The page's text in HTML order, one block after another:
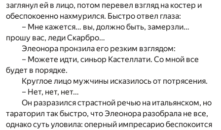
заглянул ей в лицо, потом перевел взгляд на костер и
обеспокоенно нахмурился. Быстро отвел глаза:
– Мне кажется… вы, должно быть, замерзли…
прошу вас, леди Скарбро…
Элеонора пронзила его резким взглядом:
– Можете идти, синьор Кастеллати. Со мной все
будет в порядке.
Круглое лицо мужчины исказилось от потрясения.
– Нет, нет, нет…
Он разразился страстной речью на итальянском, но
тараторил так быстро, что Элеонора разобрала не все,
однако суть уловила: оперный импресарио беспокоится